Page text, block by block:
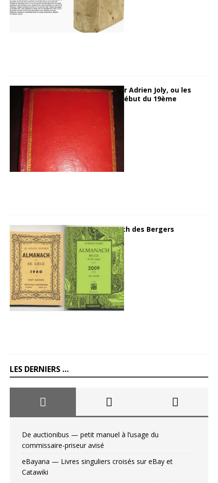
Les Cris de Paris par Adrien Joly, ou les
petits métiers au début du 19ème
Hugues
Découvrir l’Almanach des Bergers
3 juin 2014 Hugues
LES DERNIERS …
De auctionibus — petit manuel à l’usage du
commissaire-priseur avisé
eBayana — Livres singuliers croisés sur eBay et
Catawiki